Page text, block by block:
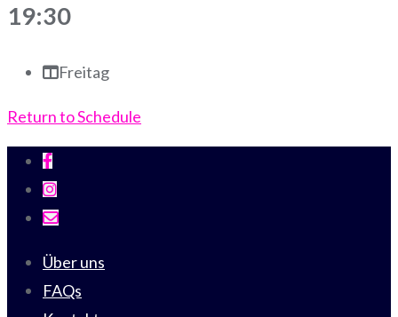
19:30
Freitag
Return to Schedule
Über uns
FAQs